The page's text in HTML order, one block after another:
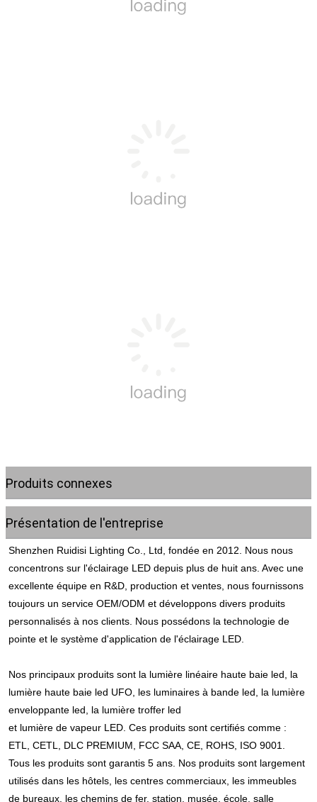
Produits connexes
Présentation de l'entreprise
Shenzhen Ruidisi Lighting Co., Ltd, fondée en 2012. Nous nous
concentrons sur l'éclairage LED depuis plus de huit ans. Avec une
excellente équipe en R&D, production et ventes, nous fournissons
toujours un service OEM/ODM et développons divers produits
personnalisés à nos clients. Nous possédons la technologie de
pointe et le système d'application de l'éclairage LED.
Nos principaux produits sont la lumière linéaire haute baie led, la
lumière haute baie led UFO, les luminaires à bande led, la lumière
enveloppante led, la lumière troffer led
et lumière de vapeur LED. Ces produits sont certifiés comme :
ETL, CETL, DLC PREMIUM, FCC SAA, CE, ROHS, ISO 9001.
Tous les produits sont garantis 5 ans. Nos produits sont largement
utilisés dans les hôtels, les centres commerciaux, les immeubles
de bureaux, les chemins de fer. station, musée, école, salle